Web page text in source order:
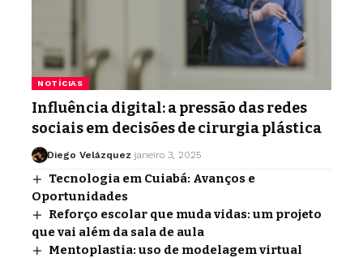
NOTÍCIAS
Influência digital: a pressão das redes
sociais em decisões de cirurgia plástica
Diego Velázquez janeiro 3, 2025
Tecnologia em Cuiabá: Avanços e
Oportunidades
Reforço escolar que muda vidas: um projeto
que vai além da sala de aula
Mentoplastia: uso de modelagem virtual